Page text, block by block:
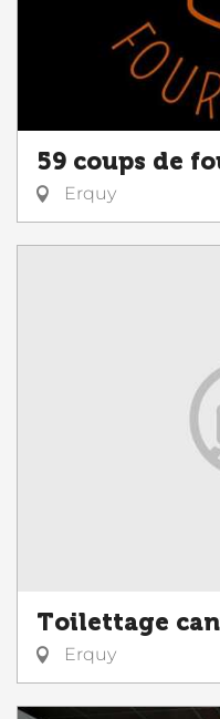
59 coups de
Erquy
Toilettage
Erquy